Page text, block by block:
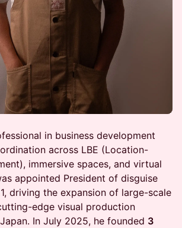
in business development
across LBE (Location-
immersive spaces, and virtual
appointed President of disguise
driving the expansion of large-scale
edge visual production
In July 2025, he founded 3